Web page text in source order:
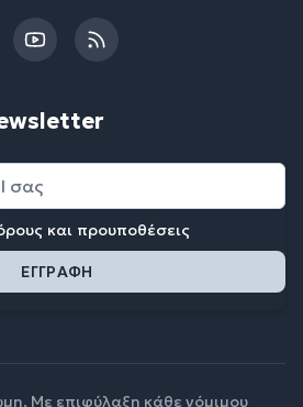
YouTubeRSS
και προυποθέσεις
Με επιφύλαξη κάθε νόμιμου